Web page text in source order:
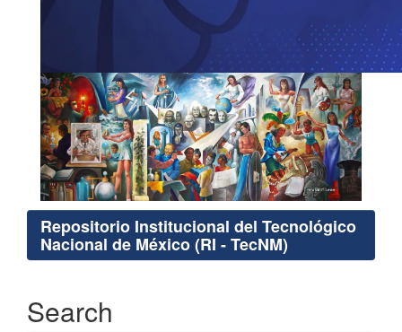
Repositorio Institucional del Tecnológico
Nacional de México (RI - TecNM)
Search